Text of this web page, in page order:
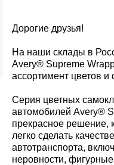
Дорогие друзья!
На наши склады в
Avery® Supreme
ассортимент цветов и
Серия цветных
автомобилей Avery®
прекрасное решение,
легко сделать
автотранспорта,
неровности,